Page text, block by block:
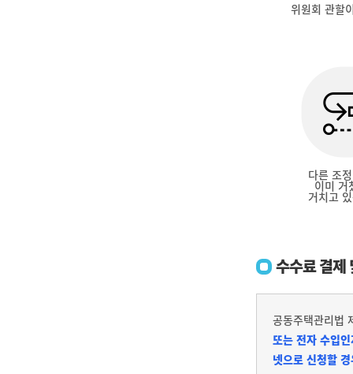
위원회 관할
다른 조
이미 거
거치고
수수료 결제
공동주택관리법
또는 전자 수입
넷으로 신청할